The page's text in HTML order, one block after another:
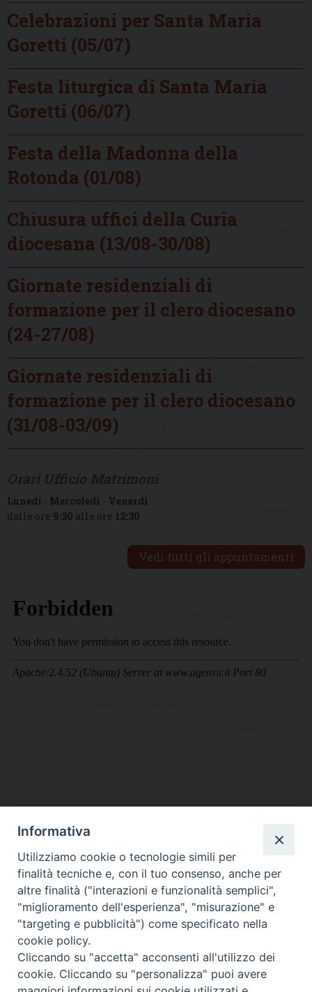
Celebrazioni per Santa Maria
Goretti (05/07)
Festa liturgica di Santa Maria
Goretti (06/07)
Festa della Madonna della
Rotonda (01/08)
Chiusura uffici della Curia
diocesana (13/08-30/08)
Giornate residenziali di
formazione per il clero diocesano
(24-27/08)
Giornate residenziali di
formazione per il clero diocesano
(31/08-03/09)
Lunedì - Mercoledì - Venerdì
dalle ore 9:30 alle ore 12:30
Vedi tutti gli appuntamenti
DIOCESI SUBURBICARIA DI ALBANO
Contatti:Tel.: 06.93268401 - Fax.: 06.9323844
E-mail:curia@diocesidialbano.it
Orari: dal Lunedì al Venerdì Ore: 9:00 - 13:00
Lunedì, Mercoledì e Venerdì, Ore 9:30 - 12:30
Informativa
Utilizziamo cookie o tecnologie simili per
finalità tecniche e, con il tuo consenso, anche per
altre finalità ("interazioni e funzionalità semplici",
"miglioramento dell'esperienza", "misurazione" e
"targeting e pubblicità") come specificato nella
cookie policy.
Cliccando su "accetta" acconsenti all'utilizzo dei
cookie. Cliccando su "personalizza" puoi avere